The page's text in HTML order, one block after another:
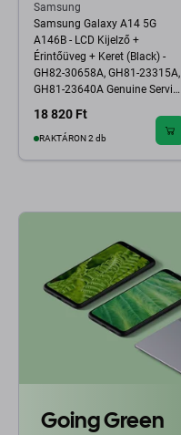
Samsung
Samsung Galaxy A14 5G
A146B - LCD Kijelző +
Érintőüveg + Keret (Black) -
GH82-30658A, GH81-23315A,
GH81-23640A Genuine Service
18 820 Ft
RAKTÁRON 2 db
Going Green